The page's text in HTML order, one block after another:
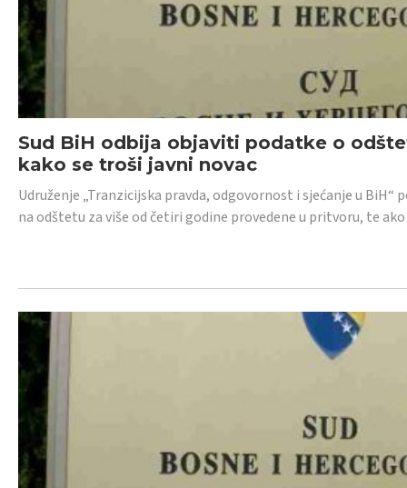
Sud BiH odbija objaviti podatke o
kako se troši javni novac
Udruženje „Tranzicijska pravda, odgovornost i sjećanje u
na odštetu za više od četiri godine provedene u pritvoru, te